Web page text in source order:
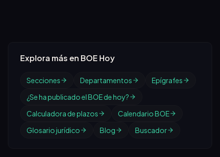
Explora más en BOE Hoy
Secciones Departamentos
Epígrafes
¿Se ha publicado el BOE de hoy?
Calculadora de plazos
Calendario BOE
Glosario jurídico
Blog Buscador